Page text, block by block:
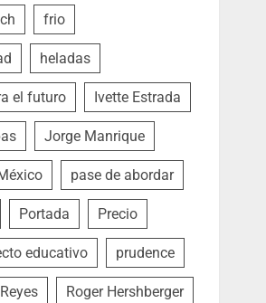
frio
heladas
el futuro Ivette Estrada
Jorge Manrique
pase de abordar
Portada Precio
educativo prudence
Roger Hershberger